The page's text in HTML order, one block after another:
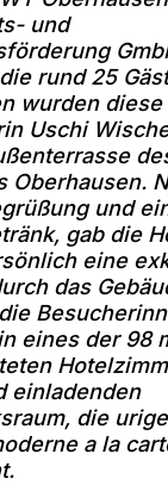
und
rund 25
wurden diese
Uschi
Oberhausen.
und
gab die
eine
das
eines der 98
einladenden
die
a la